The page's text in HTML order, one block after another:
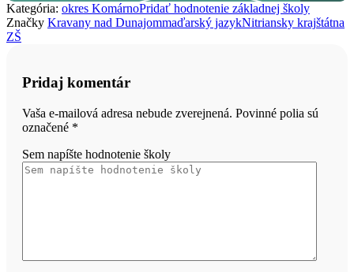
Kategória: okres KomárnoPridať hodnotenie základnej školy
Značky Kravany nad Dunajommaďarský jazykNitriansky krajštátna
ZŠ
Pridaj komentár
Vaša e-mailová adresa nebude zverejnená. Povinné polia sú
označené *
Sem napíšte hodnotenie školy